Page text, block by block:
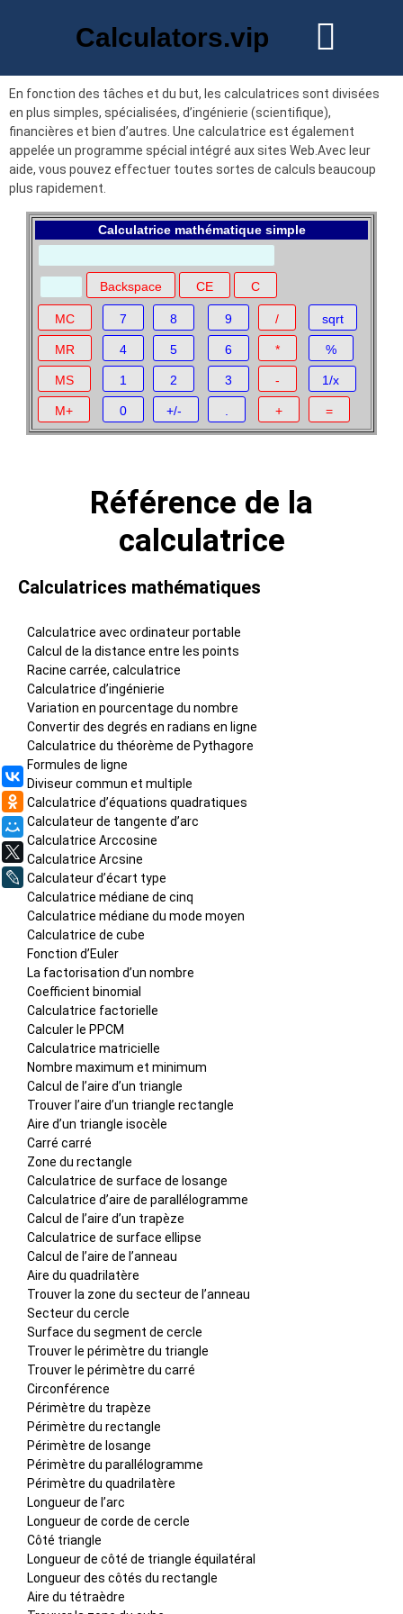
Calculators.vip
En fonction des tâches et du but, les calculatrices sont divisées
en plus simples, spécialisées, d’ingénierie (scientifique),
financières et bien d’autres. Une calculatrice est également
appelée un programme spécial intégré aux sites Web.Avec leur
aide, vous pouvez effectuer toutes sortes de calculs beaucoup
plus rapidement.
Calculatrice mathématique simple
Référence de la
calculatrice
Calculatrices mathématiques
Calculatrice avec ordinateur portable
Calcul de la distance entre les points
Racine carrée, calculatrice
Calculatrice d’ingénierie
Variation en pourcentage du nombre
Convertir des degrés en radians en ligne
Calculatrice du théorème de Pythagore
Formules de ligne
Diviseur commun et multiple
Calculatrice d’équations quadratiques
Calculateur de tangente d’arc
Calculatrice Arccosine
Calculatrice Arcsine
Calculateur d’écart type
Calculatrice médiane de cinq
Calculatrice médiane du mode moyen
Calculatrice de cube
Fonction d’Euler
La factorisation d’un nombre
Coefficient binomial
Calculatrice factorielle
Calculer le PPCM
Calculatrice matricielle
Nombre maximum et minimum
Calcul de l’aire d’un triangle
Trouver l’aire d’un triangle rectangle
Aire d’un triangle isocèle
Carré carré
Zone du rectangle
Calculatrice de surface de losange
Calculatrice d’aire de parallélogramme
Calcul de l’aire d’un trapèze
Calculatrice de surface ellipse
Calcul de l’aire de l’anneau
Aire du quadrilatère
Trouver la zone du secteur de l’anneau
Secteur du cercle
Surface du segment de cercle
Trouver le périmètre du triangle
Trouver le périmètre du carré
Circonférence
Périmètre du trapèze
Périmètre du rectangle
Périmètre de losange
Périmètre du parallélogramme
Périmètre du quadrilatère
Longueur de l’arc
Longueur de corde de cercle
Côté triangle
Longueur de côté de triangle équilatéral
Longueur des côtés du rectangle
Aire du tétraèdre
ВКонтакте
Одноклассники
Мой Мир
X
LiveJournal